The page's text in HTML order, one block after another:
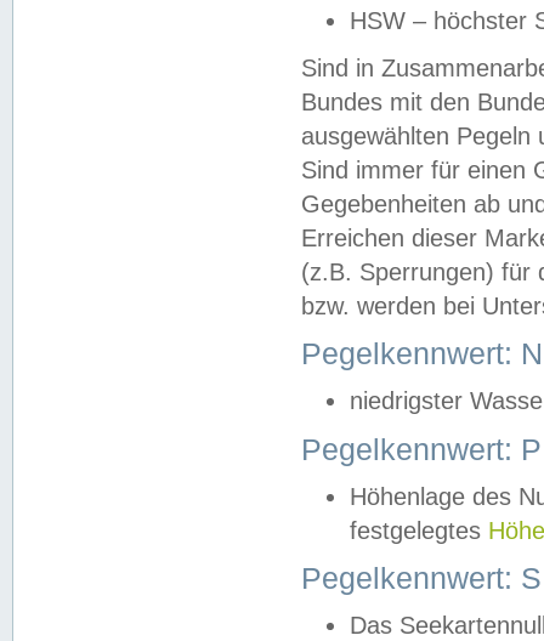
HSW – höchster
Sind in
Bundes mit den
ausgewählten
Sind immer für einen
Gegebenheiten ab
Erreichen dieser
(z.B. Sperrungen) für
bzw. werden bei
Pegelkennwert:
niedrigster
Pegelkennwert:
Höhenlage des
festgelegtes
Pegelkennwert:
Das